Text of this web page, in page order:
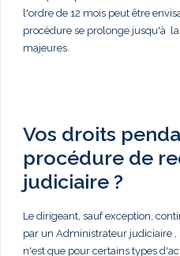
l'ordre de 12 mois peut être
procédure se prolonge jusqu'à
majeures.
Vos droits
procédure de
judiciaire ?
Le dirigeant, sauf exception,
par un Administrateur judiciaire
n'est que pour certains types